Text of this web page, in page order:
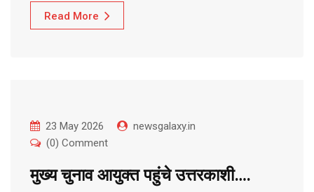
Read More
23 May 2026
newsgalaxy.in
(0) Comment
मुख्य चुनाव आयुक्त पहुंचे उत्तरकाशी….